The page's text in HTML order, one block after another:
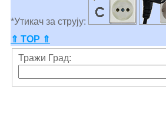
*Утикач за струју:
⇑ TOP ⇑
Тражи Град: